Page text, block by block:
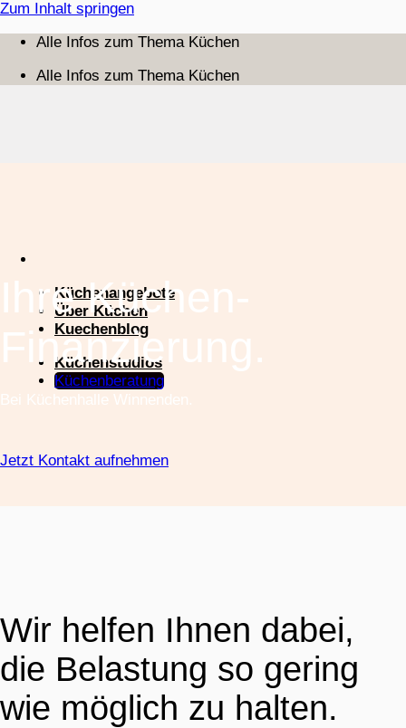
Zum Inhalt springen
Alle Infos zum Thema Küchen
Alle Infos zum Thema Küchen
Küchenangebote
Über Küchen
Kuechenblog
Küchenstudios
Küchenberatung
Ihre Küchen-
Finanzierung.
Bei Küchenhalle Winnenden.
Jetzt Kontakt aufnehmen
Wir helfen Ihnen dabei,
die Belastung so gering
wie möglich zu halten.